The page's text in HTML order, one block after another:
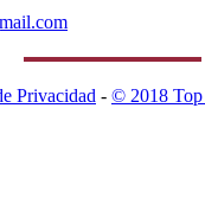
Privacidad - © 2018 Top